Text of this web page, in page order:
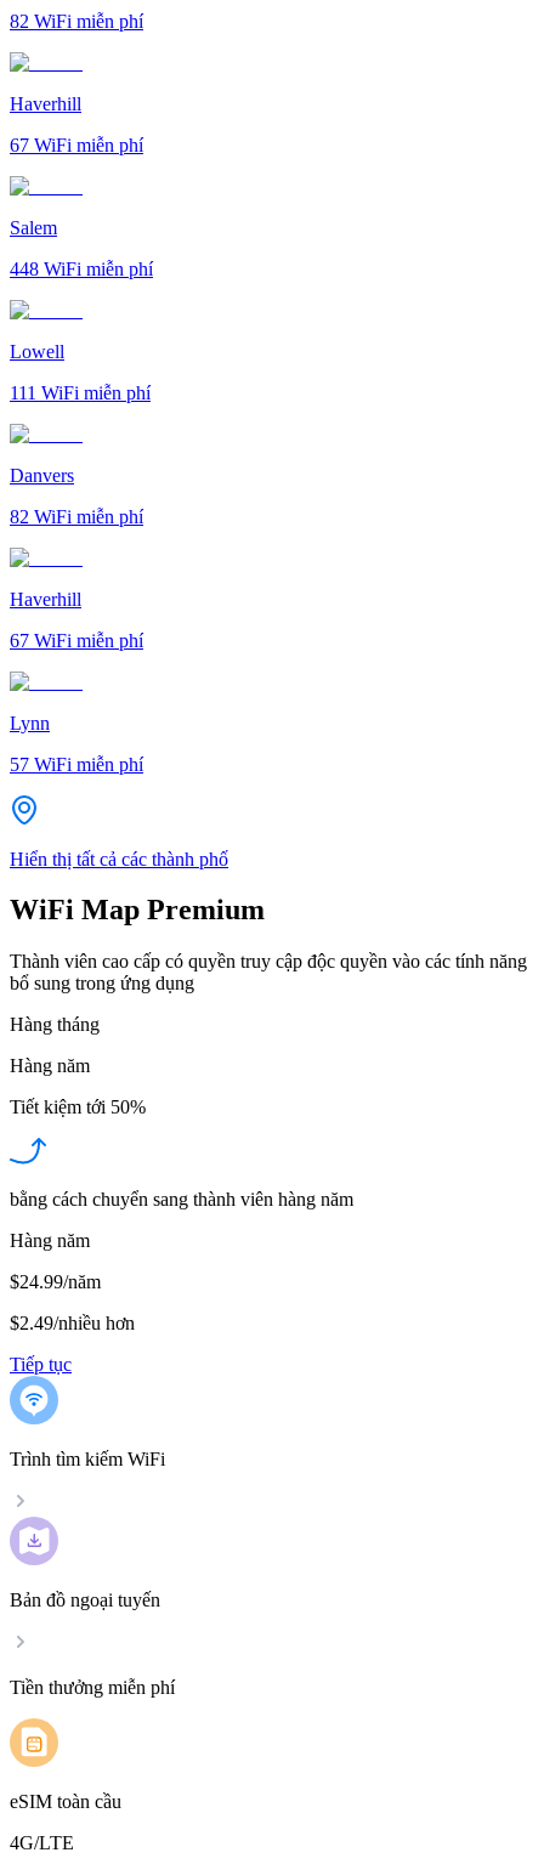
82 WiFi miễn phí
Haverhill
67 WiFi miễn phí
Salem
448 WiFi miễn phí
Lowell
111 WiFi miễn phí
Danvers
82 WiFi miễn phí
Haverhill
67 WiFi miễn phí
Lynn
57 WiFi miễn phí
Hiển thị tất cả các thành phố
WiFi Map Premium
Thành viên cao cấp có quyền truy cập độc quyền vào các tính năng
bổ sung trong ứng dụng
Hàng tháng
Hàng năm
Tiết kiệm tới 50%
bằng cách chuyển sang thành viên hàng năm
Hàng năm
$24.99/năm
$2.49/nhiều hơn
Tiếp tục
Trình tìm kiếm WiFi
Bản đồ ngoại tuyến
Tiền thưởng miễn phí
eSIM toàn cầu
4G/LTE